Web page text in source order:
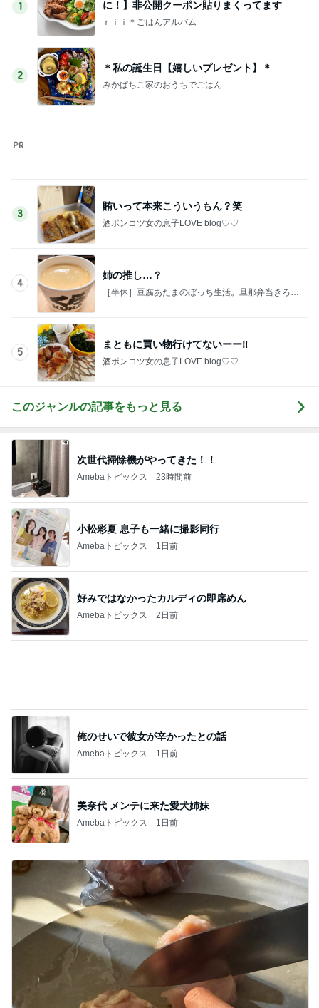
まともに買い物行けてないーー‼︎
このジャンルの記事をもっと見る
小松彩夏 息子も一緒に撮影同行
Amebaトピックス 1日前
好みではなかったカルディの即席めん
Amebaトピックス 2日前
俺のせいで彼女が辛かったとの話
Amebaトピックス 1日前
美奈代 メンテに来た愛犬姉妹
Amebaトピックス
記事を読む
夫より大きい弁当箱を選んだ小1息子
Amebaトピックス 1日前
高橋真麻 朝5時にコムタンとユッケ
Amebaトピックス 1日前
デザートより食後酒を楽しむ大人
Amebaトピックス 2日前